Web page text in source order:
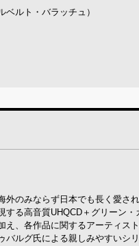
ルト・バラッチュ）
のみならず日本でも長く愛さ
る高音質UHQCD＋グリーン・
、各作品に関するアーティス
ルグ氏による親しみやすいシ